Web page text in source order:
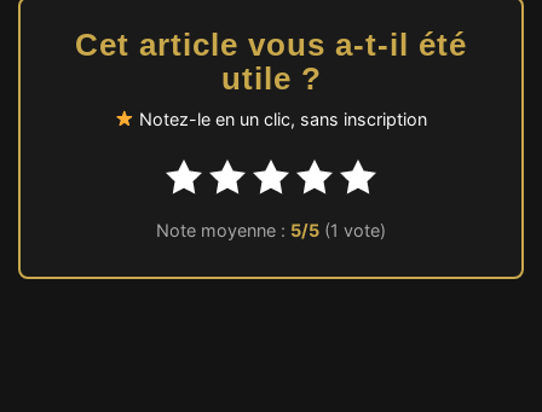
Cet article vous a-t-il été
utile ?
Notez-le en un clic, sans inscription
Note moyenne : 5/5 (1 vote)